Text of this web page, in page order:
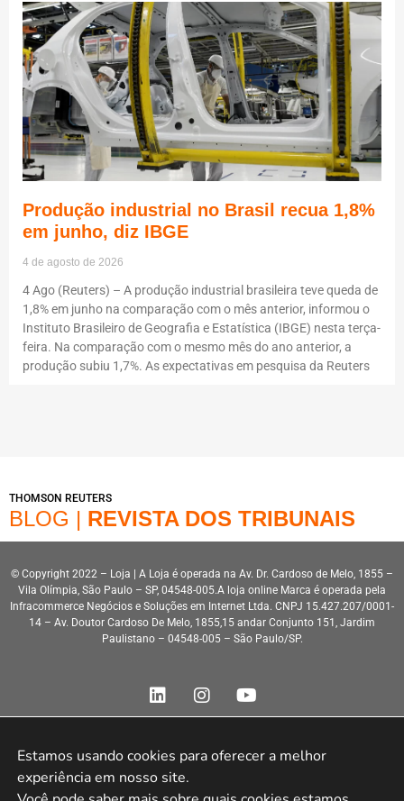
Produção industrial no Brasil recua 1,8%
em junho, diz IBGE
4 de agosto de 2026
4 Ago (Reuters) – A produção industrial brasileira teve queda de
1,8% em junho na comparação com o mês anterior, informou o
Instituto Brasileiro de Geografia e Estatística (IBGE) nesta terça-
feira. Na comparação com o mesmo mês do ano anterior, a
produção subiu 1,7%. As expectativas em pesquisa da Reuters
THOMSON REUTERS
BLOG | REVISTA DOS TRIBUNAIS
© Copyright 2022 – Loja | A Loja é operada na Av. Dr. Cardoso de Melo, 1855 –
Vila Olímpia, São Paulo – SP, 04548-005.A loja online Marca é operada pela
Infracommerce Negócios e Soluções em Internet Ltda. CNPJ 15.427.207/0001-
14 – Av. Doutor Cardoso De Melo, 1855,15 andar Conjunto 151, Jardim
Paulistano – 04548-005 – São Paulo/SP.
Estamos usando cookies para oferecer a melhor
experiência em nosso site.